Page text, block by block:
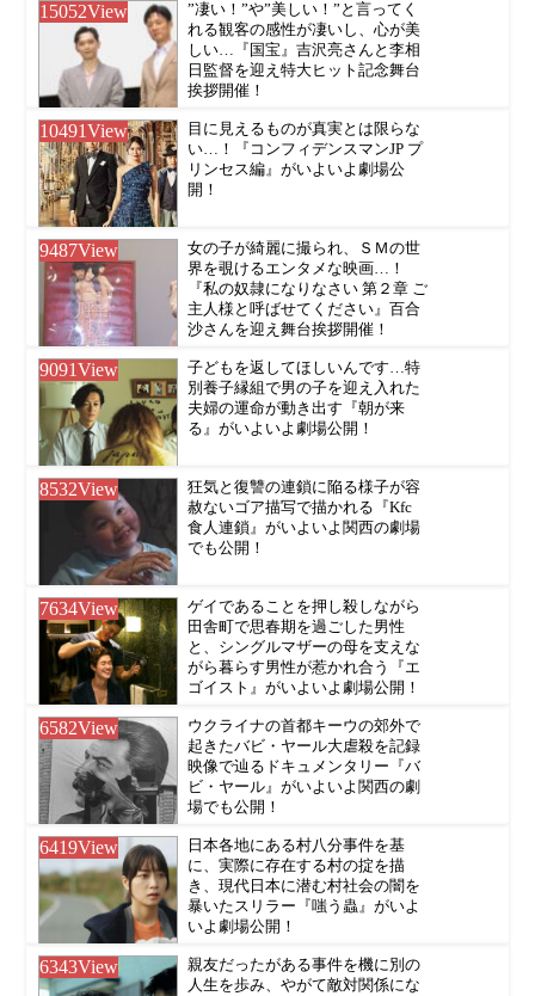
15052View
”凄い！”や”美しい！”と言ってく
れる観客の感性が凄いし、心が美
しい…『国宝』吉沢亮さんと李相
日監督を迎え特大ヒット記念舞台
挨拶開催！
10491View
目に見えるものが真実とは限らな
い…！『コンフィデンスマンJP プ
リンセス編』がいよいよ劇場公
開！
9487View
女の子が綺麗に撮られ、ＳＭの世
界を覗けるエンタメな映画…！
『私の奴隷になりなさい 第２章 ご
主人様と呼ばせてください』百合
沙さんを迎え舞台挨拶開催！
9091View
子どもを返してほしいんです…特
別養子縁組で男の子を迎え入れた
夫婦の運命が動き出す『朝が来
る』がいよいよ劇場公開！
8532View
狂気と復讐の連鎖に陥る様子が容
赦ないゴア描写で描かれる『Kfc
食人連鎖』がいよいよ関西の劇場
でも公開！
7634View
ゲイであることを押し殺しながら
田舎町で思春期を過ごした男性
と、シングルマザーの母を支えな
がら暮らす男性が惹かれ合う『エ
ゴイスト』がいよいよ劇場公開！
6582View
ウクライナの首都キーウの郊外で
起きたバビ・ヤール大虐殺を記録
映像で辿るドキュメンタリー『バ
ビ・ヤール』がいよいよ関西の劇
場でも公開！
6419View
日本各地にある村八分事件を基
に、実際に存在する村の掟を描
き、現代日本に潜む村社会の闇を
暴いたスリラー『嗤う蟲』がいよ
いよ劇場公開！
6343View
親友だったがある事件を機に別の
人生を歩み、やがて敵対関係にな